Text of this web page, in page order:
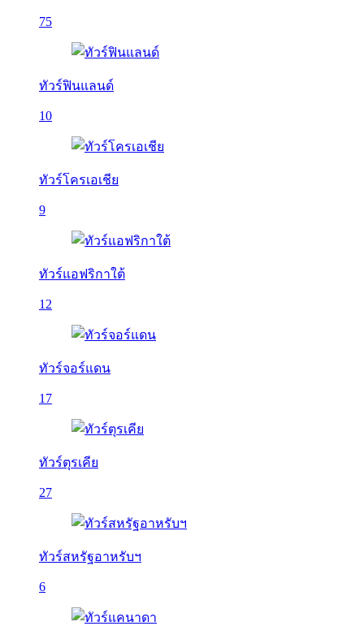
75
ทัวร์ฟินแลนด์
10
ทัวร์โครเอเชีย
9
ทัวร์แอฟริกาใต้
12
ทัวร์จอร์แดน
17
ทัวร์ตุรเคีย
27
ทัวร์สหรัฐอาหรับฯ
6